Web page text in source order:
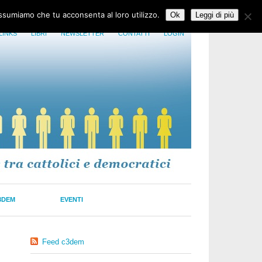
LIBRI NEWSLETTER CONTATTI LOGIN
EVENTI
Feed c3dem
che tu acconsenta al loro utilizzo. Ok Leggi di più